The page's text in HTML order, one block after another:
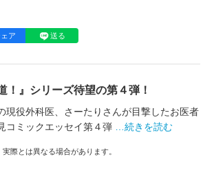
ア 送る
！』シリーズ待望の第４弾！
現役外科医、さーたりさんが目撃したお医者
コミックエッセイ第４弾
…続きを読む
際とは異なる場合があります。